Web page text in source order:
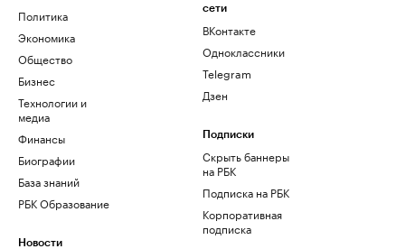
Политика
Экономика
Общество
Бизнес
Технологии и
медиа
Финансы
Биографии
База знаний
РБК Образование
Новости
сети
ВКонтакте
Одноклассники
Telegram
Дзен
Подписки
Скрыть баннеры
на РБК
Подписка на РБК
Корпоративная
подписка